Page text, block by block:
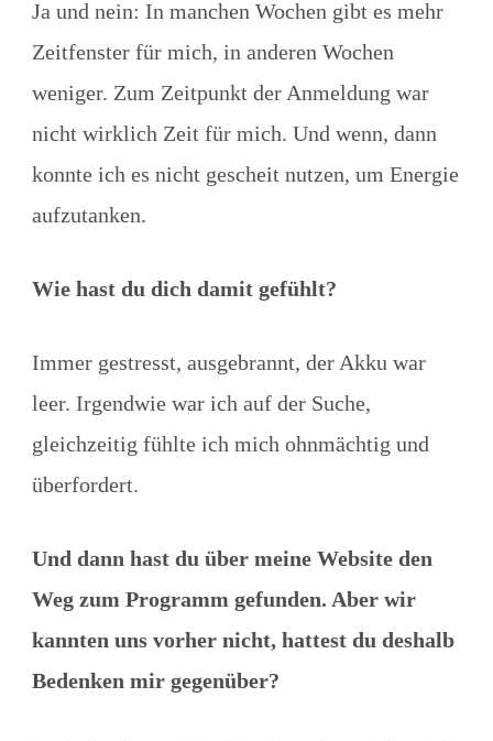
Ja und nein: In manchen Wochen gibt es mehr
Zeitfenster für mich, in anderen Wochen
weniger. Zum Zeitpunkt der Anmeldung war
nicht wirklich Zeit für mich. Und wenn, dann
konnte ich es nicht gescheit nutzen, um Energie
aufzutanken.
Wie hast du dich damit gefühlt?
Immer gestresst, ausgebrannt, der Akku war
leer. Irgendwie war ich auf der Suche,
gleichzeitig fühlte ich mich ohnmächtig und
überfordert.
Und dann hast du über meine Website den
Weg zum Programm gefunden. Aber wir
kannten uns vorher nicht, hattest du deshalb
Bedenken mir gegenüber?